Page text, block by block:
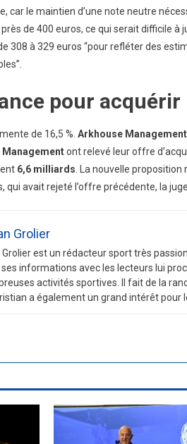
car le maintien d’une note neutre
de 400 euros, ce qui serait difficile
308 à 329 euros “pour refléter des
pour acquérir
de 16,5 %. Arkhouse Management
Managementont relevé leur offre
6,6 milliards . La nouvelle
qui avait rejeté l’offre précédente, la
Grolier
Gro lierestun rédacteursporttrès passion
ses informations avec les lecteurs ui
reuses activités sportives faitde la r
a égal ementun grand intérêtpour